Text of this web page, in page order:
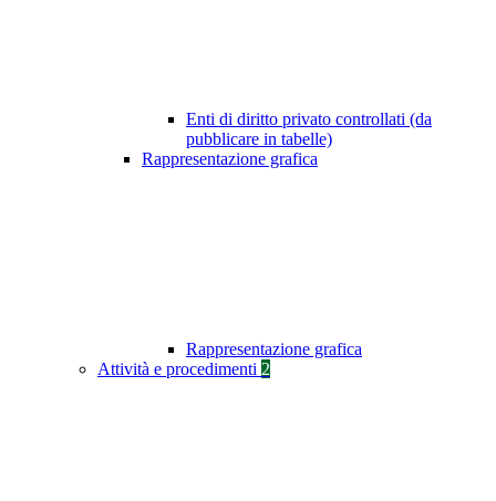
Enti di diritto privato controllati (da
pubblicare in tabelle)
Rappresentazione grafica
Rappresentazione grafica
Attività e procedimenti 2